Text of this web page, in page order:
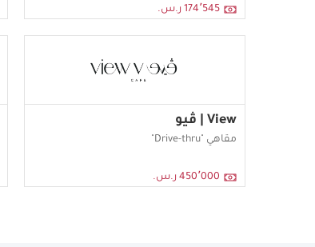
174٬545 ر.س.
View | ڤيو
مقاهي "Drive-thru"
450٬000 ر.س.